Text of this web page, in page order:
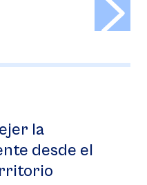
la
desde el